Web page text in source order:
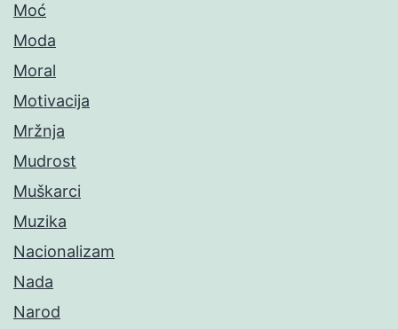
Moć
Moda
Moral
Motivacija
Mržnja
Mudrost
Muškarci
Muzika
Nacionalizam
Nada
Narod